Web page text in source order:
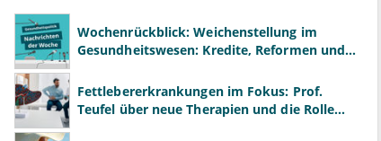
Wochenrückblick: Weichenstellung im
Gesundheitswesen: Kredite, Reformen und
Fettlebererkrankungen im Fokus: Prof.
Teufel über neue Therapien und die Rolle